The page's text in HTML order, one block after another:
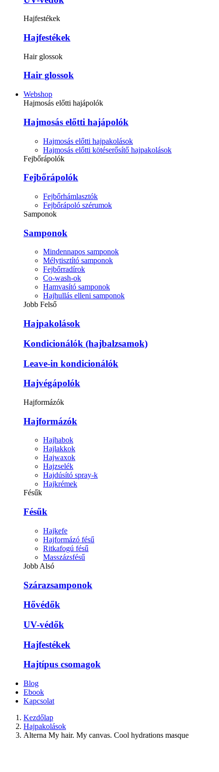
Hajfestékek
Hajfestékek
Hair glossok
Hair glossok
Webshop
Hajmosás előtti hajápolók
Hajmosás előtti hajápolók
Hajmosás előtti hajpakolások
Hajmosás előtti kötéserősítő hajpakolások
Fejbőrápolók
Fejbőrápolók
Fejbőrhámlasztók
Fejbőrápoló szérumok
Samponok
Samponok
Mindennapos samponok
Mélytisztító samponok
Fejbőrradírok
Co-wash-ok
Hamvasító samponok
Hajhullás elleni samponok
Jobb Felső
Hajpakolások
Kondicionálók (hajbalzsamok)
Leave-in kondicionálók
Hajvégápolók
Hajformázók
Hajformázók
Hajhabok
Hajlakkok
Hajwaxok
Hajzselék
Hajdúsító spray-k
Hajkrémek
Fésűk
Fésűk
Hajkefe
Hajformázó fésű
Ritkafogú fésű
Masszázsfésű
Jobb Alsó
Szárazsamponok
Hővédők
UV-védők
Hajfestékek
Hajtípus csomagok
Blog
Ebook
Kapcsolat
Kezdőlap
Hajpakolások
Alterna My hair. My canvas. Cool hydrations masque